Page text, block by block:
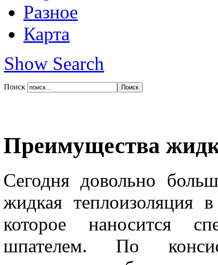
Разное
Карта
Show Search
Поиск
Преимущества
Сегодня довольно
жидкая теплоизоляция
которое наносится
шпателем. По